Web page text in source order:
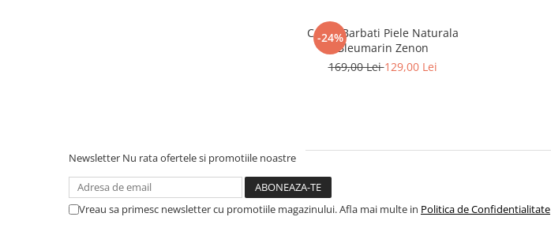
-24%
Curea Barbati Piele Naturala
Bleumarin Zenon
169,00 Lei129,00 Lei
Newsletter Nu rata ofertele si promotiile noastre
Vreau sa primesc newsletter cu promotiile magazinului. Afla mai multe in Politica de Confidentialitate